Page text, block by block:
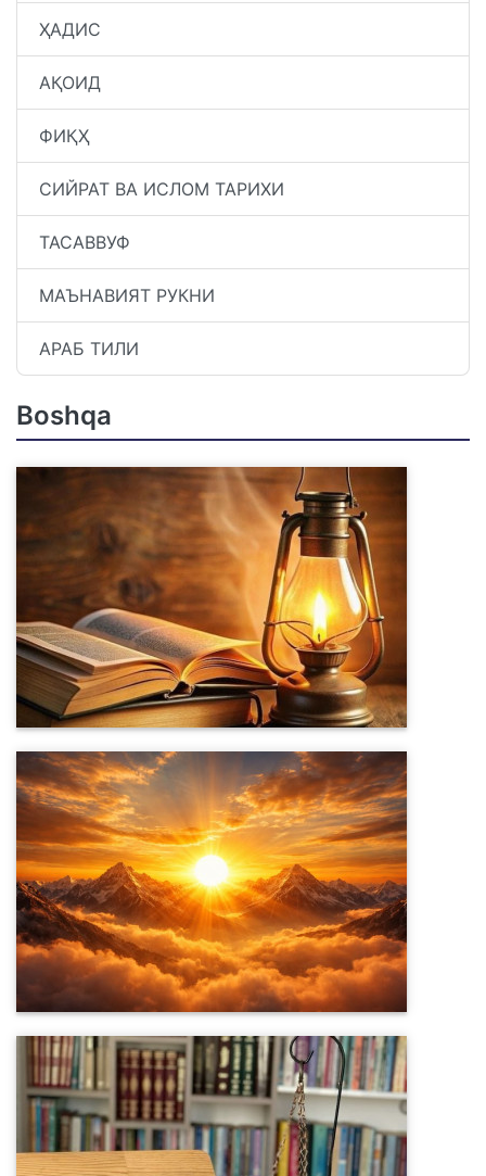
ҲАДИС
АҚОИД
ФИҚҲ
СИЙРАТ ВА ИСЛОМ ТАРИХИ
ТАСАВВУФ
МАЪНАВИЯТ РУКНИ
АРАБ ТИЛИ
Boshqa